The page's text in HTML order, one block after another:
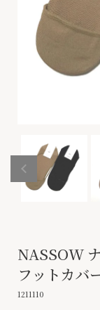
NASSOW
フットカバ
1211110